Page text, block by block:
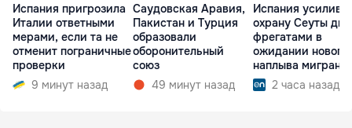
Испания пригрозила
Италии ответными
мерами, если та не
отменит пограничные
проверки
9 минут назад
Саудовская Аравия,
Пакистан и Турция
образовали
оборонительный
союз
49 минут назад
Испания
охрану Сеуты
фрегатами в
ожидании нового
наплыва
2 часа назад